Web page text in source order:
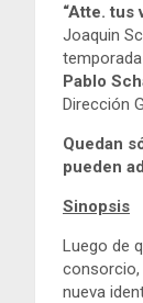
“Atte. tus
Joaquin
Pablo
Dirección
Quedan
pueden
Sinopsis
Luego de
consorcio,
nueva